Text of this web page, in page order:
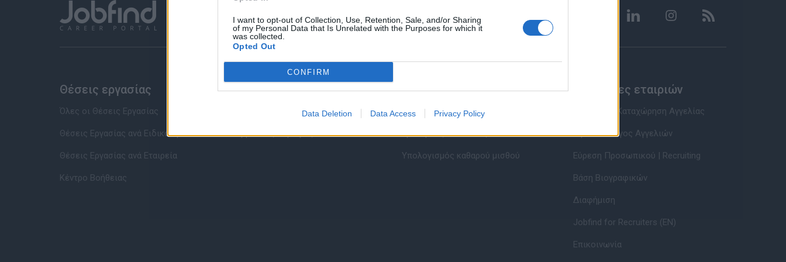
I want to opt-out of Collection, Use, Retention, Sale, and/or Sharing
of my Personal Data that Is Unrelated with the Purposes for which it
was collected.
Opted Out
CONFIRM
Data Deletion Data Access Privacy Policy
Θέσεις εργασίας
Όλες οι Θέσεις Εργασίας
Θέσεις Εργασίας ανά Ειδικότητα
Θέσεις Εργασίας ανά Εταιρεία
Κέντρο Βοήθειας
Υπηρεσίες υποψηφίων
Καταχώρηση Online Βιογραφικού
Συμβουλές Καριέρας
HR corner
Περιγραφές Θέσεων Εργασίας
Ερωτήσεις συνεντεύξεων
Υπολογισμός καθαρού μισθού
Υπηρεσίες εταιριών
Εγγραφή & Καταχώρηση Αγγελίας
Τιμοκατάλογος Αγγελιών
Εύρεση Προσωπικού | Recruiting
Βάση Βιογραφικών
Διαφήμιση
Jobfind for Recruiters (EN)
Επικοινωνία